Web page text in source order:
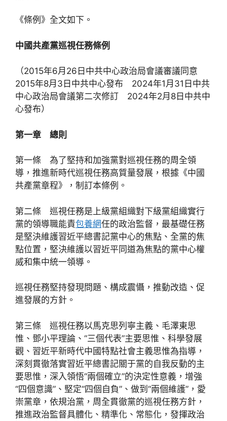
《條例》全文如下。
中國共產黨巡視任務條例
（2015年6月26日中共中心政治局會議審議同意
2015年8月3日中共中心發布 2024年1月31日中共
中心政治局會議第二次修訂 2024年2月8日中共中
心發布）
第一章 總則
第一條 為了堅持和加強黨對巡視任務的周全領
導，推進新時代巡視任務高質量發展，根據《中國
共產黨章程》，制訂本條例。
第二條 巡視任務是上級黨組織對下級黨組織實行
黨的領導職能責包養網任的政治監督，最基礎任務
是堅決維護習近平總書記黨中心的焦點、全黨的焦
點位置，堅決維護以習近平同道為焦點的黨中心權
威和集中統一領導。
巡視任務堅持發現問題、構成震懾，推動改造、促
進發展的方針。
第三條 巡視任務以馬克思列寧主義、毛澤東思
惟、鄧小平理論、“三個代表”主要思惟、科學發展
觀、習近平新時代中國特點社會主義思惟為指導，
深刻貫徹落實習近平總書記關于黨的自我反動的主
要思惟，深入領悟“兩個確立”的決定性意義，增強
“四個意識”、堅定“四個自負”、做到“兩個維護”，愛
崇黨章，依規治黨，周全貫徹黨的巡視任務方針，
推進政治監督具體化、精準化、常態化，發揮政治